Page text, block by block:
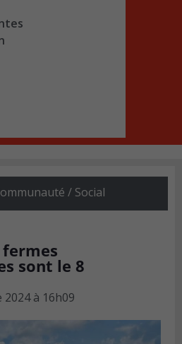
/ Social
fermes
sont le 8
à 16h09